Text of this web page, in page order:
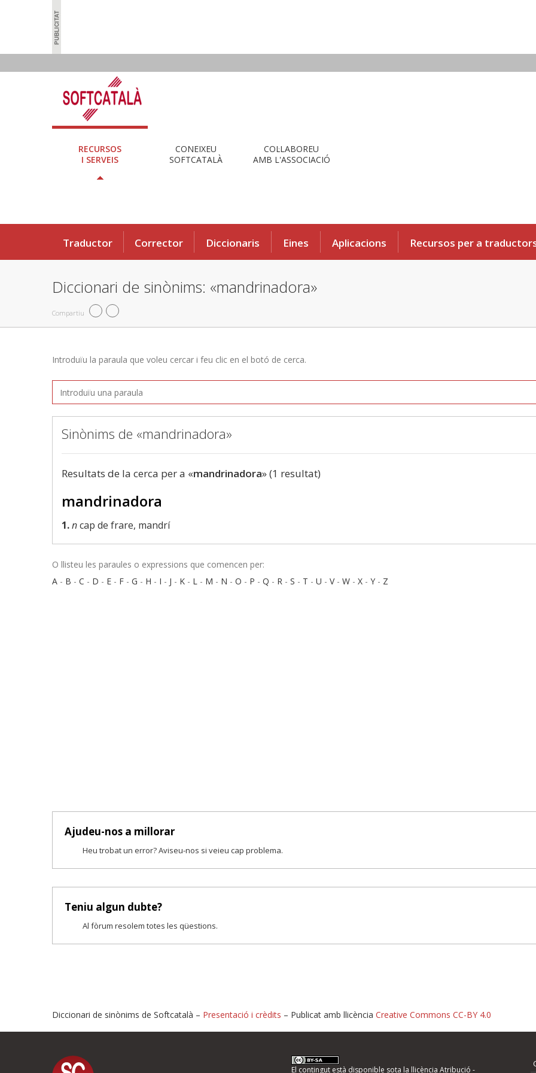
RECURSOS
I SERVEIS
CONEIXEU
SOFTCATALÀ
COL·LABOREU
AMB L'ASSOCIACIÓ
Traductor Corrector Diccionaris Eines Aplicacions Recursos per a
Diccionari de sinònims: «mandrinadora»
Compartiu
Introduïu la paraula que voleu cercar i feu clic en el botó de cerca.
Sinònims de «mandrinadora»
Resultats de la cerca per a «mandrinadora» (1 resultat)
mandrinadora
1.ncap de frare, mandrí
O llisteu les paraules o expressions que comencen per:
A - B - C - D - E - F - G - H - I - J - K - L - M - N - O - P - Q - R - S - T - U - V- W - X - Y - Z
Ajudeu-nos a millorar
Heu trobat un error? Aviseu-nos si veieu cap problema.
Teniu algun dubte?
Al fòrum resolem totes les qüestions.
Proposeu-nos millores o informeu d'errors
Diccionari de sinònims de Softcatalà – Presentació i crèdits – Publicat amb llicència Creative Commons CC-BY 4.0
El contingut està disponible sota la llicència Atribució -